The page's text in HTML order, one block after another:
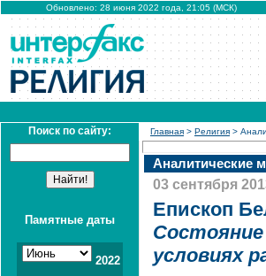
Обновлено: 28 июня 2022 года, 21:05 (МСК)
Поиск по сайту:
Памятные даты
2022
Главная > Религия >
Аналитические
03 сентября
Епископ
Состояние
условиях